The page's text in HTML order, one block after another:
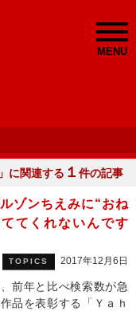
MENU
」に関連する １ 件の記事
ゾンちえみに“おね
てくれないんです
TOPICS 2017年12月6日
前年と比べ検索数が急
品を表彰する「Ｙａｈ